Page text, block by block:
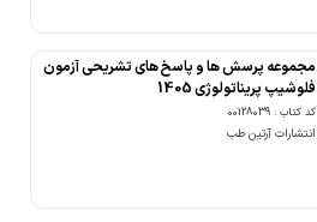
مجموعه پرسش ها و پاسخ های تشریحی آزمون
فلوشیپ پریناتولوژی 1405
کد کتاب : 00128039
انتشارات آرتین طب